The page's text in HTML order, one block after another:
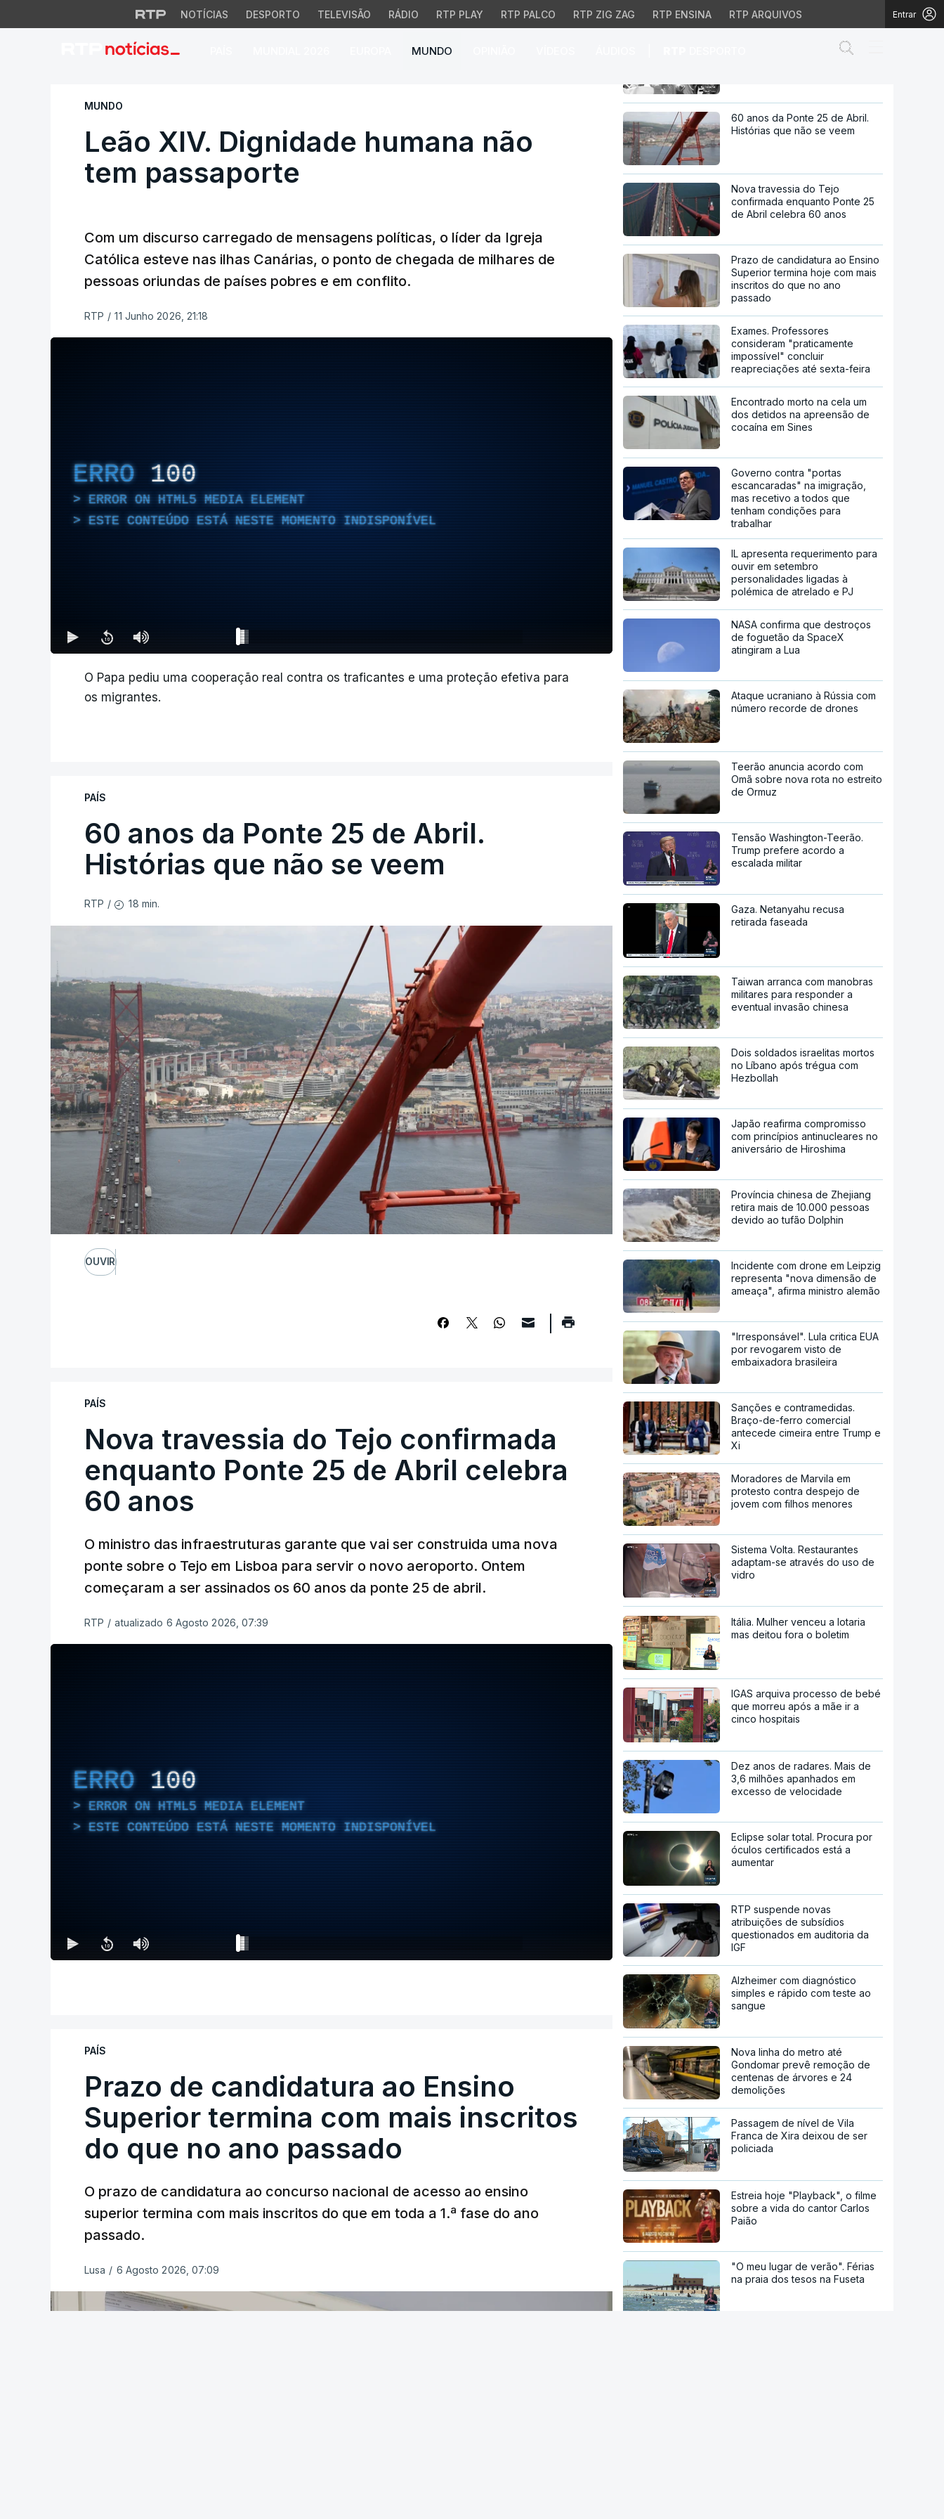
NOTÍCIAS DESPORTO TELEVISÃO RÁDIO RTP PLAY RTP PALCO RTP ZIG ZAG RTP ENSINA RTP ARQUIVOS Entrar
MUNDO
Leão XIV. Dignidade humana não tem passaporte
MUNDO
Leão XIV. Dignidade humana não
tem passaporte
Com um discurso carregado de mensagens políticas, o líder da Igreja
Católica esteve nas ilhas Canárias, o ponto de chegada de milhares de
pessoas oriundas de países pobres e em conflito.
RTP / 11 Junho 2026, 21:18
ERRO 100
ERROR ON HTML5 MEDIA ELEMENT
ESTE CONTEÚDO ESTÁ NESTE MOMENTO INDISPONÍVEL
O Papa pediu uma cooperação real contra os traficantes e uma proteção efetiva para
os migrantes.
PAÍS
60 anos da Ponte 25 de Abril.
Histórias que não se veem
RTP / 18 min.
OUVIR
PAÍS
Nova travessia do Tejo confirmada
enquanto Ponte 25 de Abril celebra
60 anos
O ministro das infraestruturas garante que vai ser construida uma nova
ponte sobre o Tejo em Lisboa para servir o novo aeroporto. Ontem
começaram a ser assinados os 60 anos da ponte 25 de abril.
RTP / atualizado 6 Agosto 2026, 07:39
ERRO 100
ERROR ON HTML5 MEDIA ELEMENT
ESTE CONTEÚDO ESTÁ NESTE MOMENTO INDISPONÍVEL
PAÍS
Prazo de candidatura ao Ensino
Superior termina com mais inscritos
do que no ano passado
O prazo de candidatura ao concurso nacional de acesso ao ensino
superior termina com mais inscritos do que em toda a 1.ª fase do ano
passado.
Lusa / 6 Agosto 2026, 07:09
Leão XIV. Dignidade humana
60 anos da Ponte 25 de Abril.
Histórias que não se veem
Nova travessia do Tejo
confirmada enquanto Ponte 25
de Abril celebra 60 anos
Prazo de candidatura ao Ensino
Superior termina hoje com mais
inscritos do que no ano
passado
Exames. Professores
consideram "praticamente
impossível" concluir
reapreciações até sexta-feira
Encontrado morto na cela um
dos detidos na apreensão de
cocaína em Sines
Governo contra "portas
escancaradas" na imigração,
mas recetivo a todos que
tenham condições para
trabalhar
IL apresenta requerimento para
ouvir em setembro
personalidades ligadas à
polémica de atrelado e PJ
NASA confirma que destroços
de foguetão da SpaceX
atingiram a Lua
Ataque ucraniano à Rússia com
número recorde de drones
Teerão anuncia acordo com
Omã sobre nova rota no estreito
de Ormuz
Tensão Washington-Teerão.
Trump prefere acordo a
escalada militar
Gaza. Netanyahu recusa
retirada faseada
Taiwan arranca com manobras
militares para responder a
eventual invasão chinesa
Dois soldados israelitas mortos
no Líbano após trégua com
Hezbollah
Japão reafirma compromisso
com princípios antinucleares no
aniversário de Hiroshima
Província chinesa de Zhejiang
retira mais de 10.000 pessoas
devido ao tufão Dolphin
Incidente com drone em Leipzig
representa "nova dimensão de
ameaça", afirma ministro alemão
"Irresponsável". Lula critica EUA
por revogarem visto de
embaixadora brasileira
Sanções e contramedidas.
Braço-de-ferro comercial
antecede cimeira entre Trump e
Xi
Moradores de Marvila em
protesto contra despejo de
jovem com filhos menores
Sistema Volta. Restaurantes
adaptam-se através do uso de
vidro
Itália. Mulher venceu a lotaria
mas deitou fora o boletim
IGAS arquiva processo de bebé
que morreu após a mãe ir a
cinco hospitais
Dez anos de radares. Mais de
3,6 milhões apanhados em
excesso de velocidade
Eclipse solar total. Procura por
óculos certificados está a
aumentar
RTP suspende novas
atribuições de subsídios
questionados em auditoria da
IGF
Alzheimer com diagnóstico
simples e rápido com teste ao
sangue
Nova linha do metro até
Gondomar prevê remoção de
centenas de árvores e 24
demolições
Passagem de nível de Vila
Franca de Xira deixou de ser
policiada
Estreia hoje "Playback", o filme
sobre a vida do cantor Carlos
Paião
"O meu lugar de verão". Férias
na praia dos tesos na Fuseta